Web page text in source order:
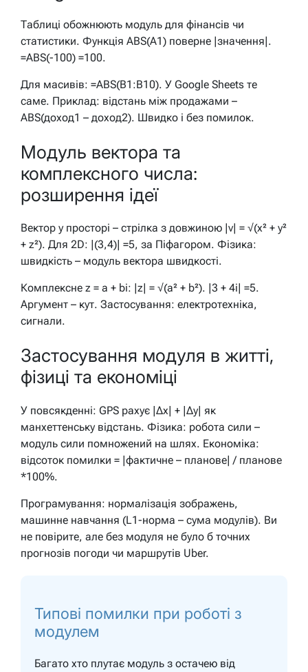
Таблиці обожнюють модуль для фінансів чи
статистики. Функція ABS(A1) поверне |значення|.
=ABS(-100) =100.
Для масивів: =ABS(B1:B10). У Google Sheets те
саме. Приклад: відстань між продажами –
ABS(доход1 – доход2). Швидко і без помилок.
Модуль вектора та
комплексного числа:
розширення ідеї
Вектор у просторі – стрілка з довжиною |v| = √(x² + y²
+ z²). Для 2D: |(3,4)| =5, за Піфагором. Фізика:
швидкість – модуль вектора швидкості.
Комплексне z = a + bi: |z| = √(a² + b²). |3 + 4i| =5.
Аргумент – кут. Застосування: електротехніка,
сигнали.
Застосування модуля в житті,
фізиці та економіці
У повсякденні: GPS рахує |Δx| + |Δy| як
манхеттенську відстань. Фізика: робота сили –
модуль сили помножений на шлях. Економіка:
відсоток помилки = |фактичне – планове| / планове
*100%.
Програмування: нормалізація зображень,
машинне навчання (L1-норма – сума модулів). Ви
не повірите, але без модуля не було б точних
прогнозів погоди чи маршрутів Uber.
Типові помилки при роботі з
модулем
Багато хто плутає модуль з остачею від